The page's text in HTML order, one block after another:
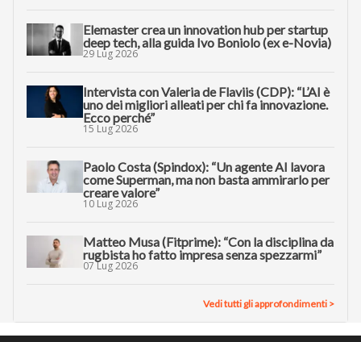
Elemaster crea un innovation hub per startup
deep tech, alla guida Ivo Boniolo (ex e-Novia)
29 Lug 2026
Intervista con Valeria de Flaviis (CDP): “L’AI è
uno dei migliori alleati per chi fa innovazione.
Ecco perché”
15 Lug 2026
Paolo Costa (Spindox): “Un agente AI lavora
come Superman, ma non basta ammirarlo per
creare valore”
10 Lug 2026
Matteo Musa (Fitprime): “Con la disciplina da
rugbista ho fatto impresa senza spezzarmi”
07 Lug 2026
Vedi tutti gli approfondimenti >